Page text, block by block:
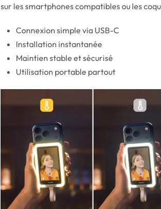
sur les smartphones compatibles ou les
Connexion simple via USB-C
Installation instantanée
Maintien stable et sécurisé
Utilisation portable partout